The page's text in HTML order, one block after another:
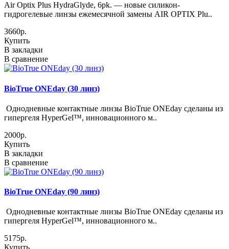
Air Optix Plus HydraGlyde, 6pk. — новые силикон-
гидрогелевые линзы ежемесячной замены AIR OPTIX Plu..
3660р.
Купить
В закладки
В сравнение
BioTrue ONEday (30 линз)
Однодневные контактные линзы BioTrue ONEday сделаны из
гипергеля HyperGel™, инновационного м..
2000р.
Купить
В закладки
В сравнение
BioTrue ONEday (90 линз)
Однодневные контактные линзы BioTrue ONEday сделаны из
гипергеля HyperGel™, инновационного м..
5175р.